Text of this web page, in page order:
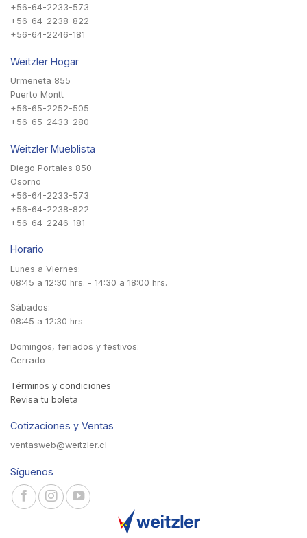
+56-64-2233-573
+56-64-2238-822
+56-64-2246-181
Weitzler Hogar
Urmeneta 855
Puerto Montt
+56-65-2252-505
+56-65-2433-280
Weitzler Mueblista
Diego Portales 850
Osorno
+56-64-2233-573
+56-64-2238-822
+56-64-2246-181
Horario
Lunes a Viernes:
08:45 a 12:30 hrs. - 14:30 a 18:00 hrs.
Sábados:
08:45 a 12:30 hrs
Domingos, feriados y festivos:
Cerrado
Términos y condiciones
Revisa tu boleta
Cotizaciones y Ventas
ventasweb@weitzler.cl
Síguenos